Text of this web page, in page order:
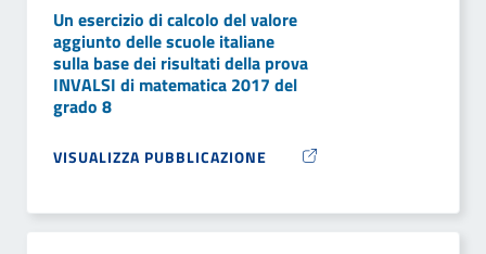
Un esercizio di calcolo del valore
aggiunto delle scuole italiane
sulla base dei risultati della prova
INVALSI di matematica 2017 del
grado 8
VISUALIZZA PUBBLICAZIONE